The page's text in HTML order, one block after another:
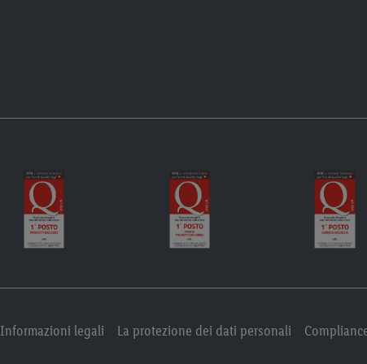
Informazioni legali La protezione dei dati personali